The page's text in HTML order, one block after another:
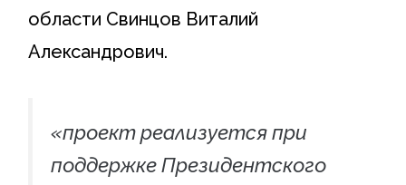
области Свинцов Виталий
Александрович.
«проект реализуется при
поддержке Президентского